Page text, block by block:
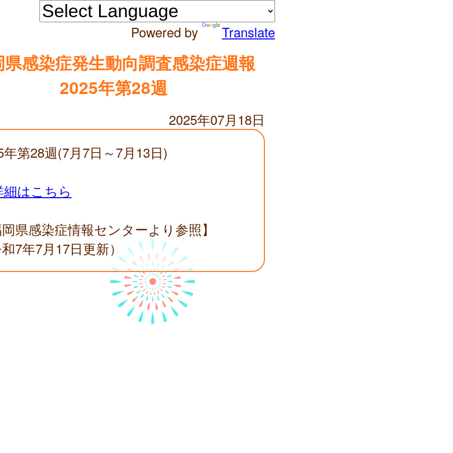
Powered by Translate
感染症発生動向調査感染症週報
2025年第28週
2025年07月18日
年第28週(7月7日～7月13日)
細はこちら
県感染症情報センターより参照】
7年7月17日更新）